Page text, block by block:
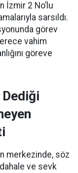
İzmir 2 No’lu
sarsıldı.
görev
vahim
göreve
Dediği
merkezinde, söz
ve sevk